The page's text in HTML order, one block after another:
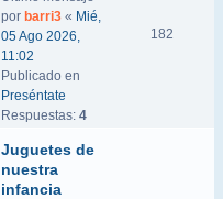
por barri3 « Mié,
05 Ago 2026,
11:02
Publicado en
Preséntate
Respuestas: 4
182
Juguetes de
nuestra
infancia